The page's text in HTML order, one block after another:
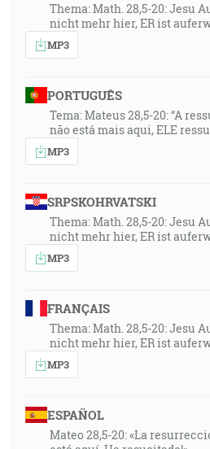
Thema: Math. 28,5-20: Jesu
nicht mehr hier, ER ist
MP3
PORTUGUÊS
Tema: Mateus 28,5-20: “A
não está mais aqui, ELE
MP3
SRPSKOHRVATSKI
Thema: Math. 28,5-20: Jesu
nicht mehr hier, ER ist
MP3
FRANÇAIS
Thema: Math. 28,5-20: Jesu
nicht mehr hier, ER ist
MP3
ESPAÑOL
Mateo 28,5-20: «La